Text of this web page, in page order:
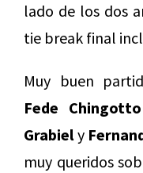
lado de los dos
tie break final
Muy buen
Fede Chingotto
Grabiely
muy queridos